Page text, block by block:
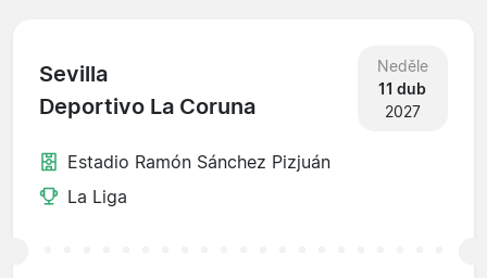
Sevilla
Deportivo La Coruna
Neděle
11 dub
2027
Estadio Ramón Sánchez Pizjuán
La Liga